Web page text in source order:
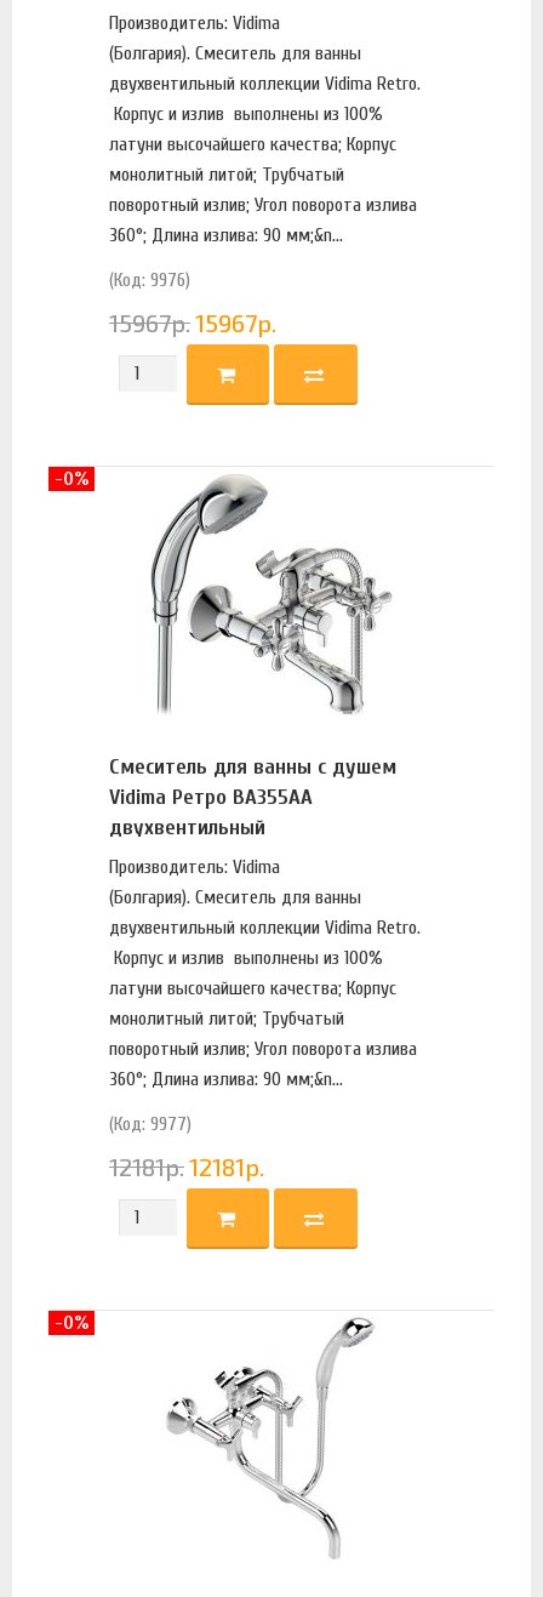
Производитель: Vidima
(Болгария). Смеситель для ванны
двухвентильный коллекции Vidima Retro.
Корпус и излив выполнены из 100%
латуни высочайшего качества; Корпус
монолитный литой; Трубчатый
поворотный излив; Угол поворота излива
360°; Длина излива: 90 мм;&n...
(Код: 9976)
15967р.15967р.
Смеситель для ванны с душем
Vidima Ретро BA355AA
двухвентильный
Производитель: Vidima
(Болгария). Смеситель для ванны
двухвентильный коллекции Vidima Retro.
Корпус и излив выполнены из 100%
латуни высочайшего качества; Корпус
монолитный литой; Трубчатый
поворотный излив; Угол поворота излива
360°; Длина излива: 90 мм;&n...
(Код: 9977)
12181р.12181р.
-0%
-0%